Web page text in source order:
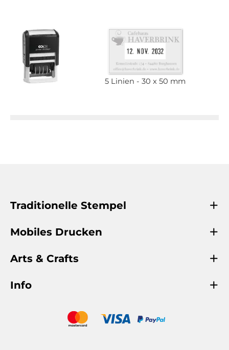
5 Linien 30 x 50 mm
Traditionelle Stempel
Mobiles Drucken
Arts & Crafts
Info